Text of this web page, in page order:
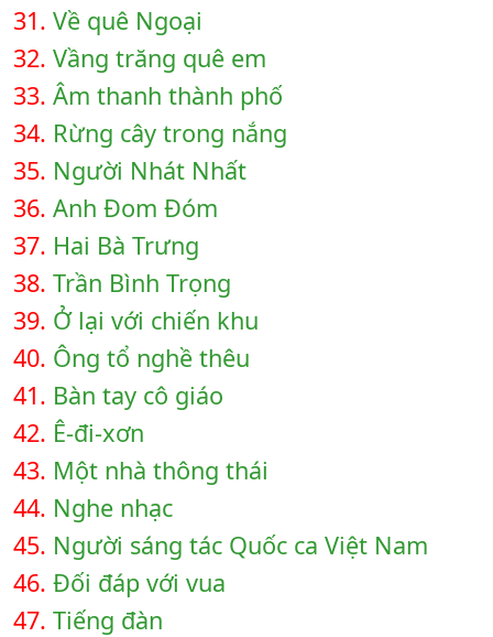
31. Về quê Ngoại
32. Vầng trăng quê em
33. Âm thanh thành phố
34. Rừng cây trong nắng
35. Người Nhát Nhất
36. Anh Đom Đóm
37. Hai Bà Trưng
38. Trần Bình Trọng
39. Ở lại với chiến khu
40. Ông tổ nghề thêu
41. Bàn tay cô giáo
42. Ê-đi-xơn
43. Một nhà thông thái
44. Nghe nhạc
45. Người sáng tác Quốc ca Việt Nam
46. Đối đáp với vua
47. Tiếng đàn